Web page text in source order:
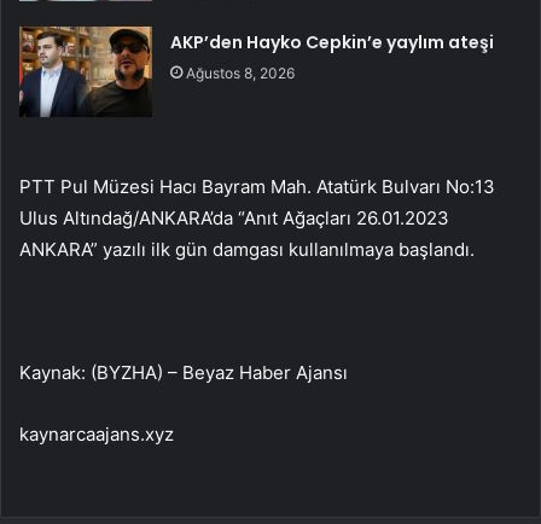
AKP’den Hayko Cepkin’e yaylım ateşi
Ağustos 8, 2026
PTT Pul Müzesi Hacı Bayram Mah. Atatürk Bulvarı No:13
Ulus Altındağ/ANKARA’da “Anıt Ağaçları 26.01.2023
ANKARA” yazılı ilk gün damgası kullanılmaya başlandı.
Kaynak: (BYZHA) – Beyaz Haber Ajansı
kaynarcaajans.xyz